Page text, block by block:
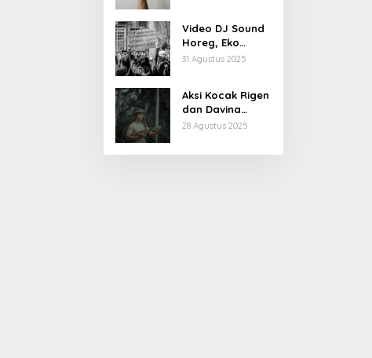
Video DJ Sound
Horeg, Eko
Patrio Buka
31 Agustus 2025
Aksi Kocak Rigen
dan Davina
Karamoy di Film
28 Agustus 2025